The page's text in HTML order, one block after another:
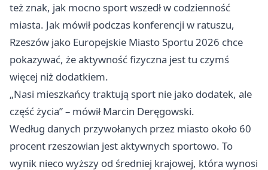
też znak, jak mocno sport wszedł w codzienność
miasta. Jak mówił podczas konferencji w ratuszu,
Rzeszów jako Europejskie Miasto Sportu 2026 chce
pokazywać, że aktywność fizyczna jest tu czymś
więcej niż dodatkiem.
„Nasi mieszkańcy traktują sport nie jako dodatek, ale
część życia” – mówił Marcin Deręgowski.
Według danych przywołanych przez miasto około 60
procent rzeszowian jest aktywnych sportowo. To
wynik nieco wyższy od średniej krajowej, która wynosi